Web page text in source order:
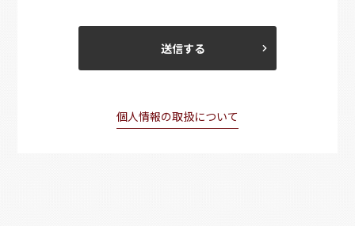
個人情報の取扱について